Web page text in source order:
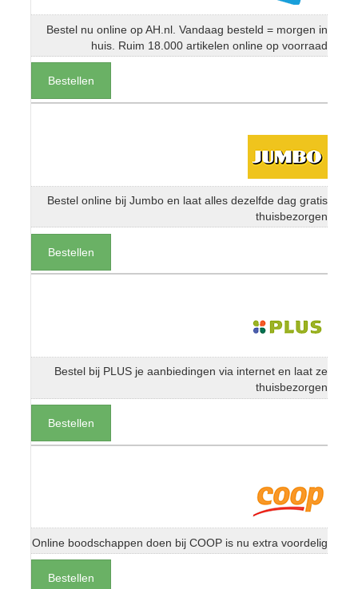
Bestel nu online op AH.nl. Vandaag besteld = morgen in
huis. Ruim 18.000 artikelen online op voorraad
Bestellen
Bestel online bij Jumbo en laat alles dezelfde dag gratis
thuisbezorgen
Bestellen
Bestel bij PLUS je aanbiedingen via internet en laat ze
thuisbezorgen
Bestellen
Online boodschappen doen bij COOP is nu extra voordelig
Bestellen